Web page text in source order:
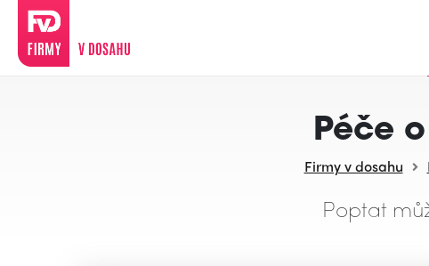
Péče
Firmy v dosahu
Poptat